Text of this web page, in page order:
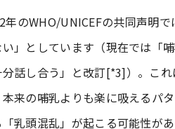
年のWHO/UNICEFの共同声明
い」としています（現在では「
分話し合う」と改訂[*3]）。こ
来の哺乳よりも楽に吸えるパ
乳頭混乱」が起こる可能性が